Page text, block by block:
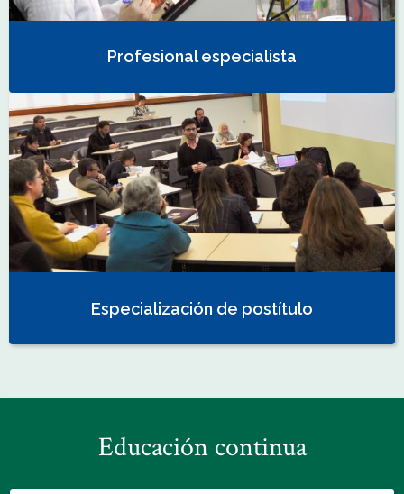
Profesional especialista
Especialización de postítulo
Educación continua